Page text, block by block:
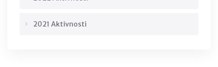
2021 Aktivnosti